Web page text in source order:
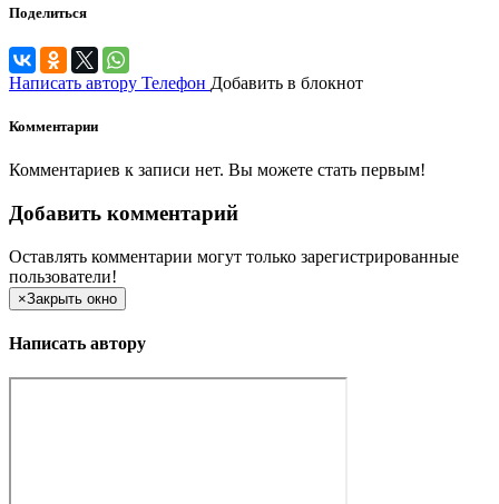
Поделиться
Написать автору Телефон Добавить в блокнот
Комментарии
Комментариев к записи нет. Вы можете стать первым!
Добавить комментарий
Оставлять комментарии могут только зарегистрированные
пользователи!
×Закрыть окно
Написать автору